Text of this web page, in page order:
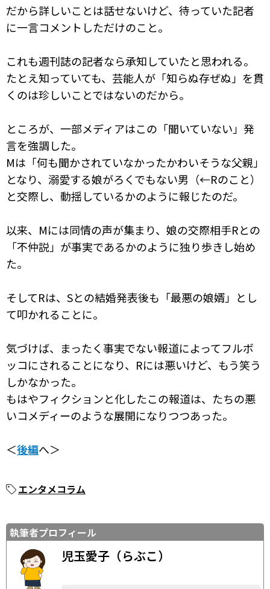
だから詳しいことは話せないけど、待っていた記者
に一言コメントしただけのこと。
これも週刊誌の記者なら承知していたと思われる。
たとえ知っていても、芸能人が「知らぬ存ぜぬ」を貫
くのは珍しいことではないのだから。
ところが、一部メディアはこの「聞いていない」発
言を強調した。
Mは「何も聞かされていなかったかわいそうな父親」
となり、溺愛する娘がろくでもない男（←Rのこと）
と交際し、動揺しているかのように報じたのだ。
以来、Mには同情の声が集まり、娘の交際相手Rとの
「不仲説」が事実であるかのように独り歩きし始め
た。
そしてRは、Sとの結婚発表後も「最悪の娘婿」とし
て叩かれることに。
気づけば、まったく事実でない報道によってフルボ
ッコにされることになり、Rには悪いけど、もう笑う
しかなかった。
もはやフィクションと化したこの報道は、たちの悪
いコメディーのような展開になりつつあった。
＜後編へ＞
エンタメコラム
執筆者プロフィール
児玉愛子（らぶこ）